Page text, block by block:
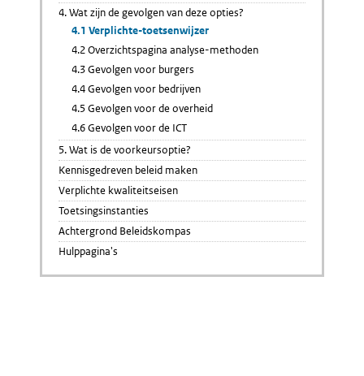
4. Wat zijn de gevolgen van deze opties?
4.1 Verplichte-toetsenwijzer
4.2 Overzichtspagina analyse-methoden
4.3 Gevolgen voor burgers
4.4 Gevolgen voor bedrijven
4.5 Gevolgen voor de overheid
4.6 Gevolgen voor de ICT
5. Wat is de voorkeursoptie?
Kennisgedreven beleid maken
Verplichte kwaliteitseisen
Toetsingsinstanties
Achtergrond Beleidskompas
Hulppagina's